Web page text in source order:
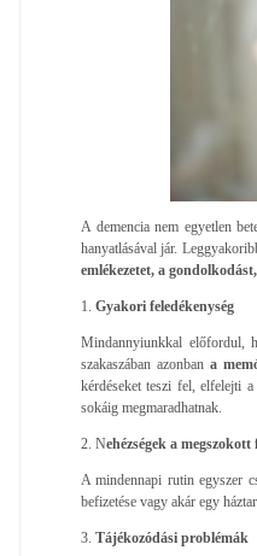
A demencia nem egyetlen
hanyatlásával jár.
emlékezetet, a
1. Gyakori feledékenység
Mindannyiunkkal előfordul,
szakaszában azonban a
kérdéseket teszi fel, elfelejti
sokáig megmaradhatnak.
2. Nehézségek a
A mindennapi rutin egyszer
befizetése vagy akár egy
3. Tájékozódási problémák